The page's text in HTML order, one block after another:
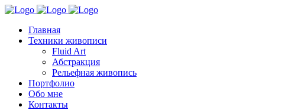
Главная
Техники живописи
Fluid Art
Абстракция
Рельефная живопись
Портфолио
Обо мне
Контакты